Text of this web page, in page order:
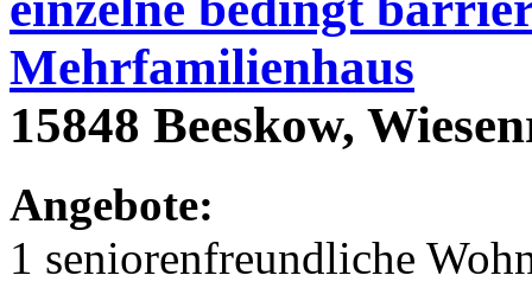
Mehrfamilienhaus
15848 Beeskow,
Angebote:
1 seniorenfreundliche